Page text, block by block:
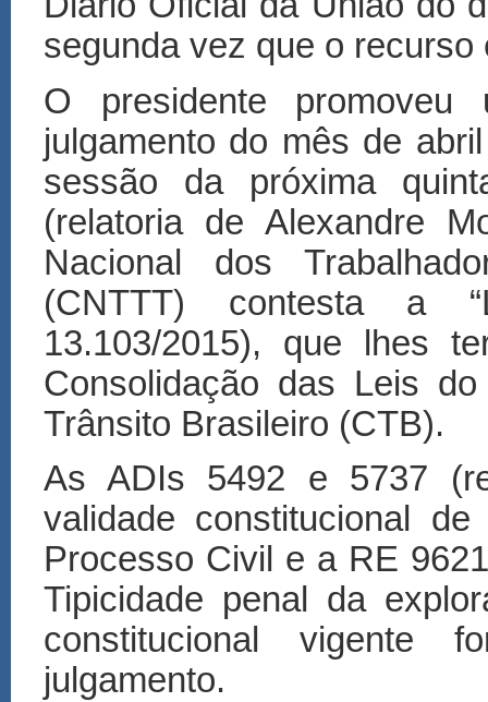
segunda vez que o recurso
O presidente
julgamento do mês de
sessão da próxima
(relatoria de Alexandre
Nacional dos
(CNTTT) contesta a
13.103/2015), que lhes
Consolidação das Leis
Trânsito Brasileiro (CTB).
As ADIs 5492 e 5737
validade constitucional
Processo Civil e a RE
Tipicidade penal da
constitucional vigente
julgamento.